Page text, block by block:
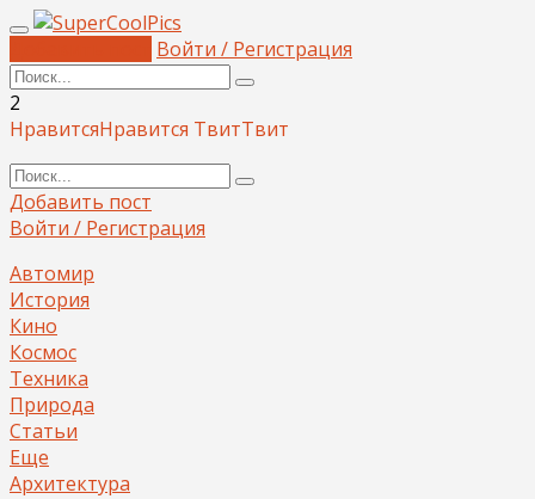
Войти / Регистрация
2
НравитсяНравится ТвитТвит
Добавить пост
Войти / Регистрация
Автомир
История
Кино
Космос
Техника
Природа
Статьи
Еще
Архитектура